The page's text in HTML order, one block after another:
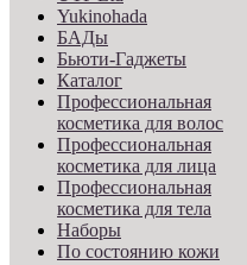
Yukinohada
БАДы
Бьюти-Гаджеты
Каталог
Профессиональная
косметика для волос
Профессиональная
косметика для лица
Профессиональная
косметика для тела
Наборы
По состоянию кожи